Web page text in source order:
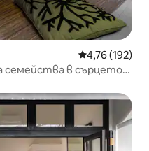
Средна
4,76 (192)
семейства в сърцето